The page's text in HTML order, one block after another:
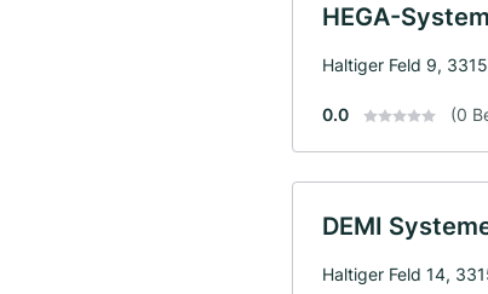
HEGA-
Haltiger Feld 9,
0.0 (0
DEMI
Haltiger Feld 14,